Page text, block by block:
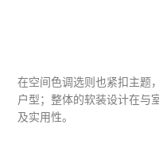
在空间色调选则也紧扣主题
户型；整体的软装设计在与
及实用性。